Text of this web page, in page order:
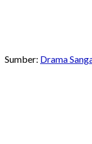
Sumber: Drama